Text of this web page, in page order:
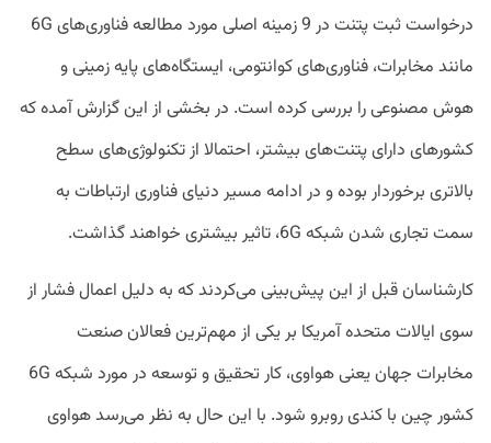
درخواست ثبت پتنت در 9 زمینه اصلی مورد مطالعه فناوری‌های 6G
مانند مخابرات، فناوری‌های کوانتومی، ایستگاه‌های پایه زمینی و
هوش مصنوعی را بررسی کرده است. در بخشی از این گزارش آمده که
کشورهای دارای پتنت‌های بیشتر، احتمالا از تکنولوژی‌های سطح
بالاتری برخوردار بوده و در ادامه مسیر دنیای فناوری ارتباطات به
سمت تجاری شدن شبکه 6G، تاثیر بیشتری خواهند گذاشت.
کارشناسان قبل از این پیش‌بینی می‌کردند که به دلیل اعمال فشار از
سوی ایالات متحده آمریکا بر یکی از مهم‌ترین فعالان صنعت
مخابرات جهان یعنی هواوی، کار تحقیق و توسعه در مورد شبکه 6G
کشور چین با کندی روبرو شود. با این حال به نظر می‌رسد هواوی